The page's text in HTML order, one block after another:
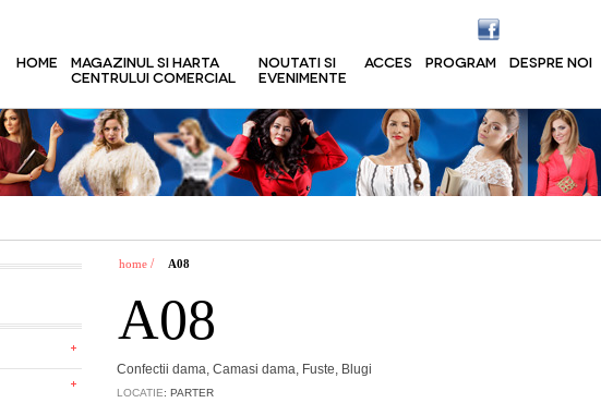
HOME
MAGAZINUL SI HARTA
CENTRULUI COMERCIAL
NOUTATI SI
EVENIMENTE
ACCES PROGRAM DESPRE NOI
home / A08
A08
Confectii dama, Camasi dama, Fuste, Blugi
LOCATIE: PARTER